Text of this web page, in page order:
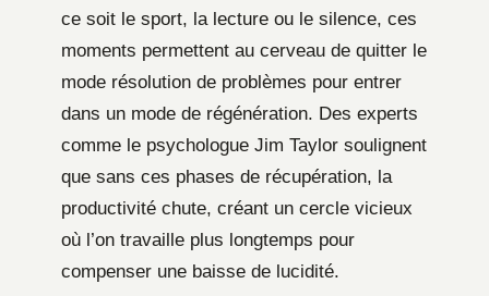
ce soit le sport, la lecture ou le silence, ces
moments permettent au cerveau de quitter le
mode résolution de problèmes pour entrer
dans un mode de régénération. Des experts
comme le psychologue Jim Taylor soulignent
que sans ces phases de récupération, la
productivité chute, créant un cercle vicieux
où l’on travaille plus longtemps pour
compenser une baisse de lucidité.